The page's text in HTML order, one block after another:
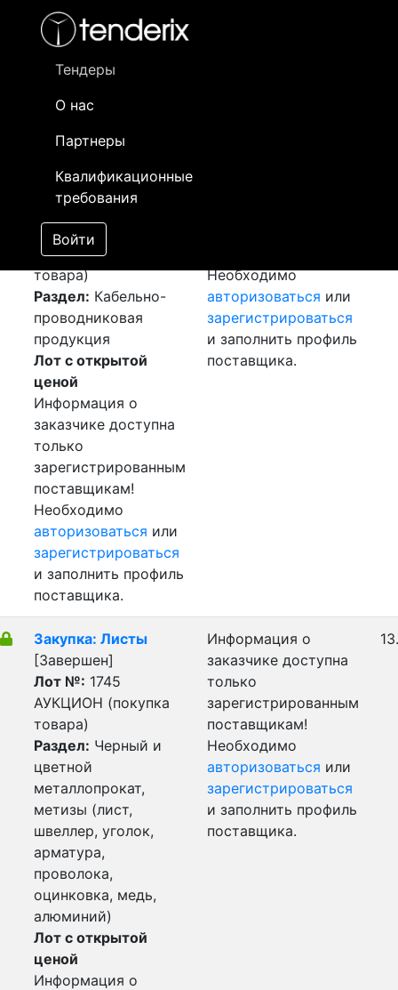
Тендеры
О нас
Партнеры
Квалификационные
требования
Войти
- активный лот
- сохраненный лот (не опубликован)
Закупка: Провод
[Завершен]
Победитель выбран
Лот №:1746
АУКЦИОН (покупка
товара)
Раздел: Кабельно-
проводниковая
продукция
Лот с открытой
ценой
Информация о
заказчике доступна
только
зарегистрированным
поставщикам!
Необходимо
авторизоваться или
зарегистрироваться
и заполнить профиль
поставщика.
Необходимо
авторизоваться или
зарегистрироваться
и заполнить профиль
поставщика.
Закупка: Листы
[Завершен]
Лот №: 1745
АУКЦИОН (покупка
товара)
Раздел: Черный и
цветной
металлопрокат,
метизы (лист,
швеллер, уголок,
арматура,
проволока,
оцинковка, медь,
алюминий)
Лот с открытой
ценой
Информация о
Информация о
заказчике доступна
только
зарегистрированным
поставщикам!
Необходимо
авторизоваться или
зарегистрироваться
и заполнить профиль
поставщика.